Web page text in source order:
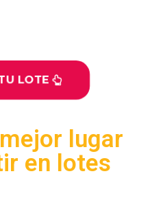
LOTE
lugar
en lotes